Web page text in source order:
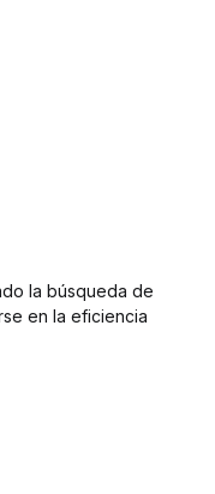
la búsqueda de
en la eficiencia